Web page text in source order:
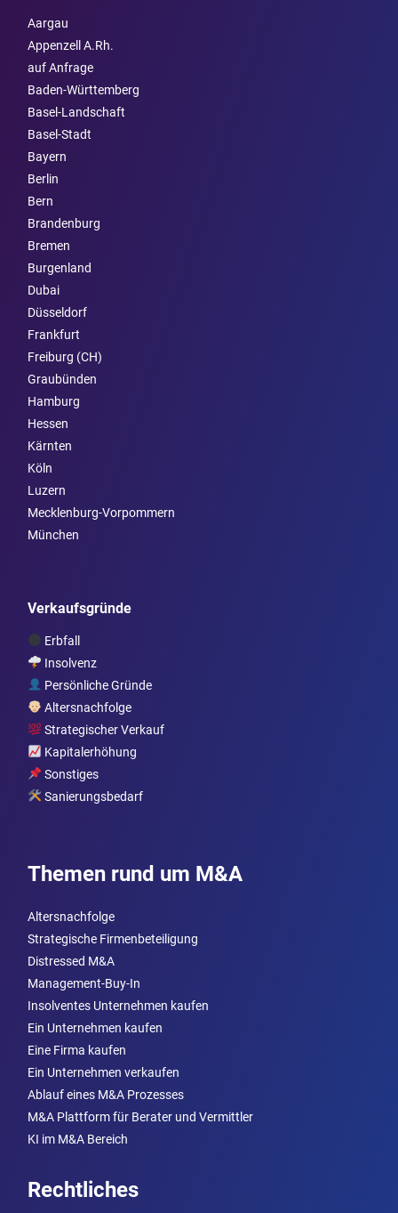
Aargau
Appenzell A.Rh.
auf Anfrage
Baden-Württemberg
Basel-Landschaft
Basel-Stadt
Bayern
Berlin
Bern
Brandenburg
Bremen
Burgen­land
Dubai
Düsseldorf
Frankfurt
Freiburg (CH)
Graubünden
Hamburg
Hessen
Kärnten
Köln
Luzern
Mecklenburg-Vorpommern
München
Verkaufsgründe
Erbfall
Insolvenz
Persönliche Gründe
Altersnachfolge
Strategischer Verkauf
Kapitalerhöhung
Sonstiges
Sanierungsbedarf
Themen rund um M&A
Altersnachfolge
Strategische Firmenbeteiligung
Distressed M&A
Management-Buy-In
Insolventes Unternehmen kaufen
Ein Unternehmen kaufen
Eine Firma kaufen
Ein Unternehmen verkaufen
Ablauf eines M&A Prozesses
M&A Plattform für Berater und Vermittler
KI im M&A Bereich
Rechtliches